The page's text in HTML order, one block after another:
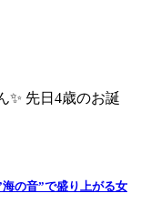
✨ 先日4歳のお誕
の音”で盛り上がる女